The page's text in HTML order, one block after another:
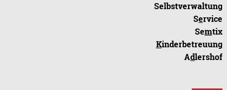
Selbstverwaltung
Service
Semtix
Kinderbetreuung
Adlershof